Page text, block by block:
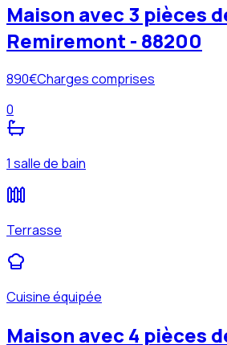
Maison avec 3 pièces
Remiremont - 88200
890€Charges comprises
0
1 salle de bain
Terrasse
Cuisine équipée
Maison avec 4 pièces